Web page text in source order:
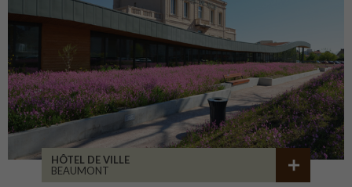
HÔTEL DE VILLE
BEAUMONT